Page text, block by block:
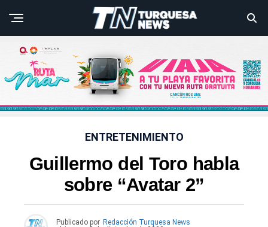
ENTRETENIMIENTO
Guillermo del Toro habla
sobre “Avatar 2”
Publicado por Redacción Turquesa News